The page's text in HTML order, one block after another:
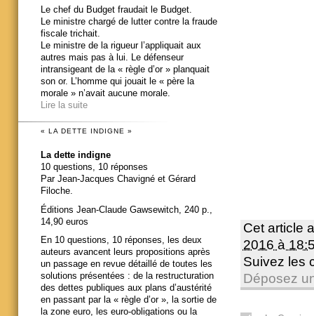
Cet article
2016 à
Suivez les
Déposez
Le chef du Budget fraudait le Budget.
Le ministre chargé de lutter contre la fraude
fiscale trichait.
Le ministre de la rigueur l’appliquait aux
autres mais pas à lui. Le défenseur
intransigeant de la « règle d’or » planquait
son or. L’homme qui jouait le « père la
morale » n’avait aucune morale.
Lire la suite
« LA DETTE INDIGNE »
La dette indigne
10 questions, 10 réponses
Par Jean-Jacques Chavigné et Gérard
Filoche.
Éditions Jean-Claude Gawsewitch, 240 p.,
14,90 euros
En 10 questions, 10 réponses, les deux
auteurs avancent leurs propositions après
un passage en revue détaillé de toutes les
solutions présentées : de la restructuration
des dettes publiques aux plans d’austérité
en passant par la « règle d’or », la sortie de
la zone euro, les euro-obligations ou la